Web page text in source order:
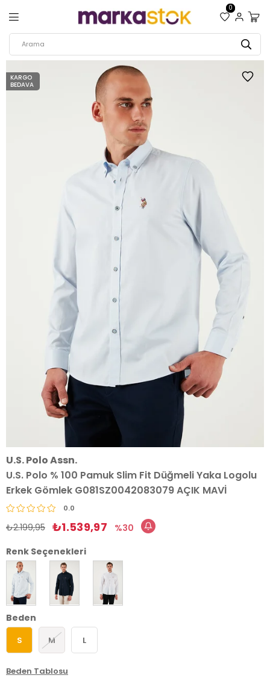
0
KARGO
BEDAVA
U.S. Polo Assn.
U.S. Polo % 100 Pamuk Slim Fit Düğmeli Yaka Logolu
Erkek Gömlek G081SZ0042083079 AÇIK MAVİ
0.0
₺2.199,95 ₺1.539,97
30
Renk Seçenekleri
Beden
S M L
Beden Tablosu